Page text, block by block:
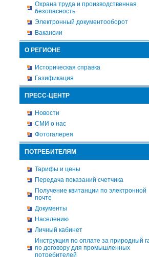
Охрана труда и производственная
безопасность
Электронный документооборот
Вакансии
О РЕГИОНЕ
Историческая справка
Газификация
ПРЕСС-ЦЕНТР
Новости
СМИ о нас
Фотогалерея
ПОТРЕБИТЕЛЯМ
Тарифы и цены
Передача показаний счетчика
Получение квитанции по электронной
почте
Документы
Населению
Личный кабинет
Инструкция по оплате за природный
по договору для промышленных
потребителей